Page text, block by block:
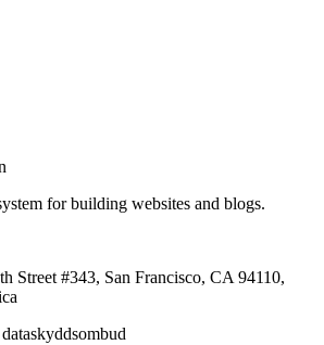
for building websites and blogs.
Street #343, San Francisco, CA 94110,